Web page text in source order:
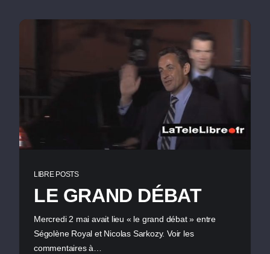
LIBRE POSTS
LE GRAND DÉBAT
Mercredi 2 mai avait lieu « le grand débat » entre
Ségolène Royal et Nicolas Sarkozy. Voir les
commentaires à…